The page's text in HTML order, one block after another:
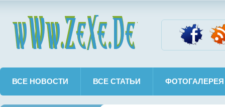
ВСЕ НОВОСТИ ВСЕ СТАТЬИ ФОТОГАЛЕРЕЯ